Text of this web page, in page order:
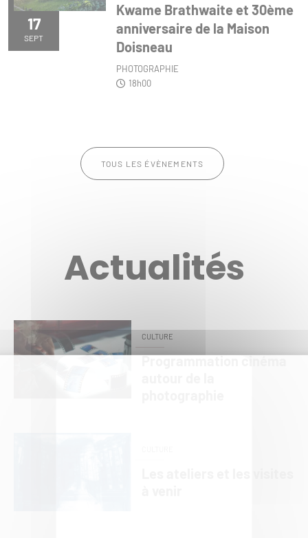
Kwame Brathwaite et 30ème
anniversaire de la Maison
Doisneau
PHOTOGRAPHIE
18h00
17
SEPT
TOUS LES ÉVÈNEMENTS
Actualités
CULTURE
Programmation cinéma